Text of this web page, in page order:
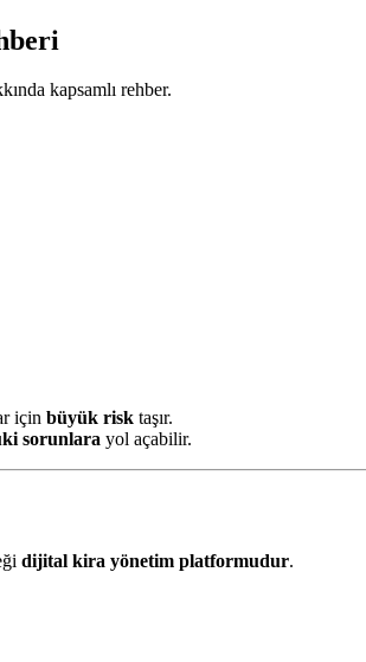
kapsamlı rehber.
için büyük risk taşır.
sorunlara yol açabilir.
dijital kira yönetim platformudur.